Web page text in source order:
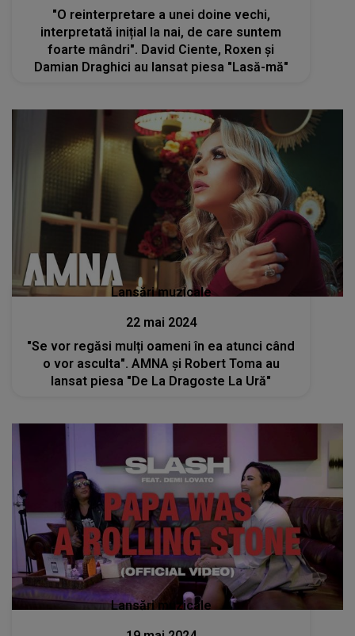
"O reinterpretare a unei doine vechi,
interpretată inițial la nai, de care suntem
foarte mândri". David Ciente, Roxen și
Damian Draghici au lansat piesa "Lasă-mă"
Lansări muzicale
22 mai 2024
"Se vor regăsi mulți oameni în ea atunci când
o vor asculta". AMNA și Robert Toma au
lansat piesa "De La Dragoste La Ură"
Lansări muzicale